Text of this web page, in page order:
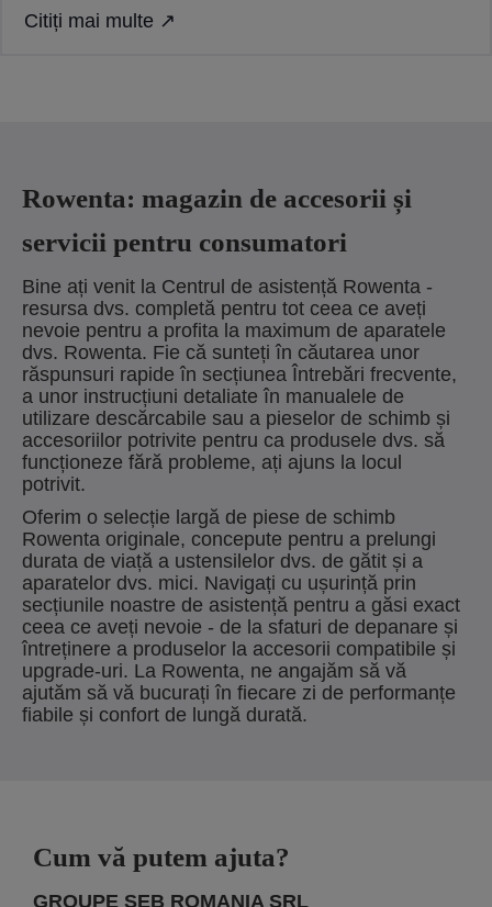
Citiți mai multe ↗
Rowenta: magazin de accesorii și
servicii pentru consumatori
Bine ați venit la Centrul de asistență Rowenta -
resursa dvs. completă pentru tot ceea ce aveți
nevoie pentru a profita la maximum de aparatele
dvs. Rowenta. Fie că sunteți în căutarea unor
răspunsuri rapide în secțiunea Întrebări frecvente,
a unor instrucțiuni detaliate în manualele de
utilizare descărcabile sau a pieselor de schimb și
accesoriilor potrivite pentru ca produsele dvs. să
funcționeze fără probleme, ați ajuns la locul
potrivit.
Oferim o selecție largă de piese de schimb
Rowenta originale, concepute pentru a prelungi
durata de viață a ustensilelor dvs. de gătit și a
aparatelor dvs. mici. Navigați cu ușurință prin
secțiunile noastre de asistență pentru a găsi exact
ceea ce aveți nevoie - de la sfaturi de depanare și
întreținere a produselor la accesorii compatibile și
upgrade-uri. La Rowenta, ne angajăm să vă
ajutăm să vă bucurați în fiecare zi de performanțe
fiabile și confort de lungă durată.
Cum vă putem ajuta?
GROUPE SEB ROMANIA SRL